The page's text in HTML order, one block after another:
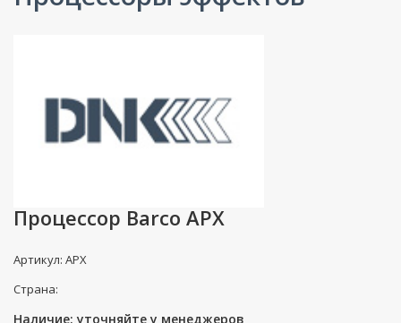
Процессор Barco APX
Артикул: APX
Страна:
Наличие: уточняйте у менеджеров